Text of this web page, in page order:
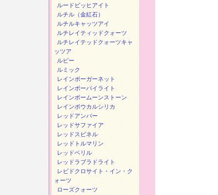
ルードビッヒアイト
ルチル（金紅石）
ルチルキャッツアイ
ルチレイティッドクォーツ
ルチレイテッドクォーツキャ
ッツア
ルビー
ルミック
レインボーガーネット
レインボーパイライト
レインボームーンストーン
レインボウカルシリカ
レッドアンバー
レッドサファイア
レッドスピネル
レッドトルマリン
レッドベリル
レッドラブラドライト
レビドクロサイト・イン・ク
ォーツ
ローズクォーツ